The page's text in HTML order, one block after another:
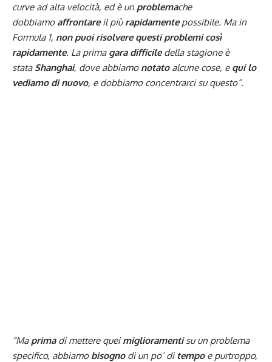
curve ad alta velocità, ed è un problemache
dobbiamo affrontareil piùrapidamentepossibile. Ma in
Formula 1, non puoi risolvere questi problemi così
rapidamente. La prima gara difficiledella stagione è
stata Shanghai, dove abbiamo notatoalcune cose, e qui lo
vediamo di nuovo, e dobbiamo concentrarci su questo”.
“Ma primadi mettere quei miglioramentisu un problema
specifico, abbiamo bisognodi un po’ di tempoe purtroppo,